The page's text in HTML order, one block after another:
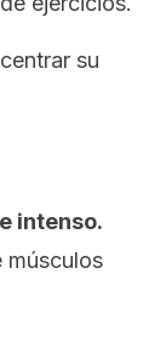
su
intenso.
músculos